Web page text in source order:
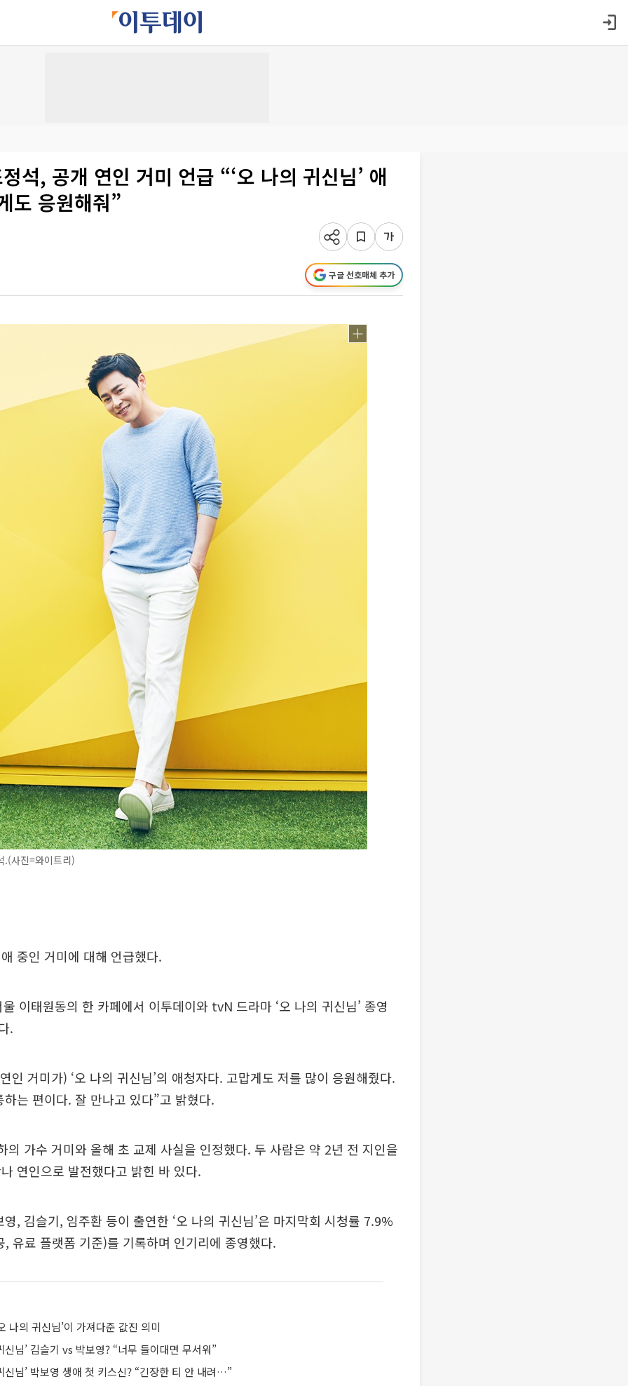
석, 공개 연인 거미 언급 “‘오 나의 귀신님’ 애
도 응원해줘”
구글 선호매체 추가
사진=와이트리)
중인 거미에 대해 언급했다.
이태원동의 한 카페에서 이투데이와 tvN 드라마 ‘오 나의 귀신님’ 종영
.
인 거미가) ‘오 나의 귀신님’의 애청자다. 고맙게도 저를 많이 응원해줬다.
는 편이다. 잘 만나고 있다”고 밝혔다.
의 가수 거미와 올해 초 교제 사실을 인정했다. 두 사람은 약 2년 전 지인을
연인으로 발전했다고 밝힌 바 있다.
, 김슬기, 임주환 등이 출연한 ‘오 나의 귀신님’은 마지막회 시청률 7.9%
, 유료 플랫폼 기준)를 기록하며 인기리에 종영했다.
나의 귀신님’이 가져다준 값진 의미
신님’ 김슬기 vs 박보영? “너무 들이대면 무서워”
신님’ 박보영 생애 첫 키스신? “긴장한 티 안 내려…”